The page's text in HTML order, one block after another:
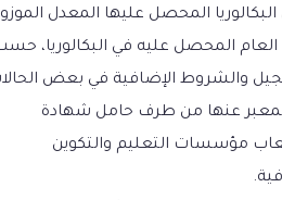
المحصل عليها المعدل
المحصل عليه في البكالوريا،
والشروط الإضافية في بعض
عنها من طرف حامل شهادة
مؤسسات التعليم والتكوين